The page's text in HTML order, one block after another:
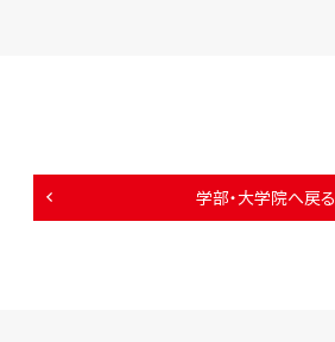
学部・大学院へ戻る